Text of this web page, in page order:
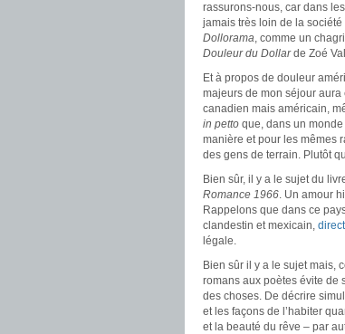
rassurons-nous, car dans
jamais très loin de la
Dollorama, comme un
Douleur du Dollarde Zoé
Et à propos de douleur
majeurs de mon séjour aura
canadien mais américain,
in petto que, dans un
manière et pour les mêmes
des gens de terrain. Plutôt
Bien sûr, il y a le sujet du
Romance 1966. Un amour
Rappelons que dans ce
clandestin et mexicain,
légale.
Bien sûr il y a le sujet mais,
romans aux poètes évite de
des choses. De décrire
et les façons de l’habiter
et la beauté du rêve – par